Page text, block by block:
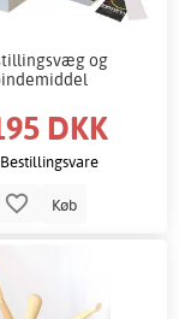
og
DKK
Bestillingsvare
Køb